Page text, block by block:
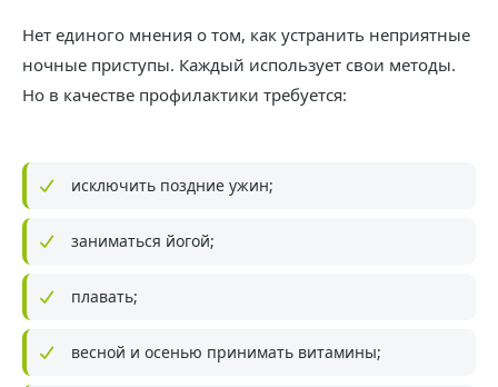
Нет единого мнения о том, как устранить неприятные
ночные приступы. Каждый использует свои методы.
Но в качестве профилактики требуется:
исключить поздние ужин;
заниматься йогой;
плавать;
весной и осенью принимать витамины;